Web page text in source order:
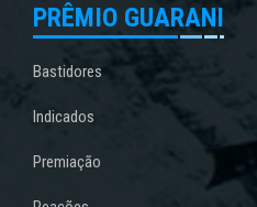
PRÊMIO GUARANI
Bastidores
Indicados
Premiação